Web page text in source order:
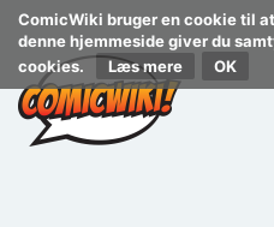
ComicWiki bruger en cookie til
denne hjemmeside giver du
cookies.
Læs mere